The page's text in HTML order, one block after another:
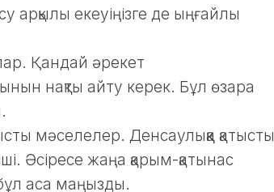
арқылы екеуіңізге де ыңғайлы
Қандай әрекет
нақты айту керек. Бұл өзара
мәселелер. Денсаулыққа қатысты
Әсіресе жаңа қарым-қатынас
аса маңызды.